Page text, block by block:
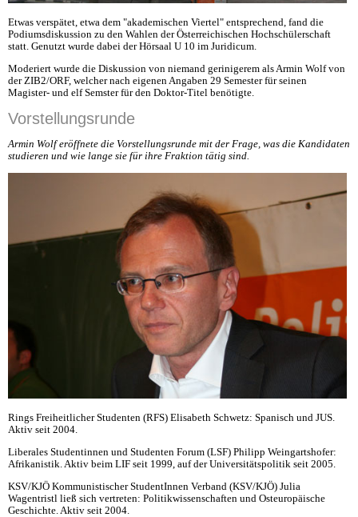
Etwas verspätet, etwa dem "akademischen Viertel" entsprechend, fand die
Podiumsdiskussion zu den Wahlen der Österreichischen Hochschülerschaft
statt. Genutzt wurde dabei der Hörsaal U 10 im Juridicum.
Moderiert wurde die Diskussion von niemand gerinigerem als Armin Wolf von
der ZIB2/ORF, welcher nach eigenen Angaben 29 Semester für seinen
Magister- und elf Semster für den Doktor-Titel benötigte.
Vorstellungsrunde
Armin Wolf eröffnete die Vorstellungsrunde mit der Frage, was die Kandidaten
studieren und wie lange sie für ihre Fraktion tätig sind.
Rings Freiheitlicher Studenten (RFS) Elisabeth Schwetz: Spanisch und JUS.
Aktiv seit 2004.
Liberales Studentinnen und Studenten Forum (LSF) Philipp Weingartshofer:
Afrikanistik. Aktiv beim LIF seit 1999, auf der Universitätspolitik seit 2005.
KSV/KJÖ Kommunistischer StudentInnen Verband (KSV/KJÖ) Julia
Wagentristl ließ sich vertreten: Politikwissenschaften und Osteuropäische
Geschichte. Aktiv seit 2004.